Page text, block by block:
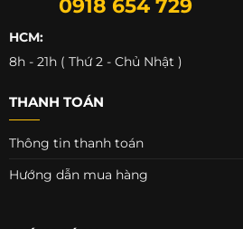
0918 654 729
HCM:
8h - 21h ( Thứ 2 - Chủ Nhật )
THANH TOÁN
Thông tin thanh toán
Hướng dẫn mua hàng